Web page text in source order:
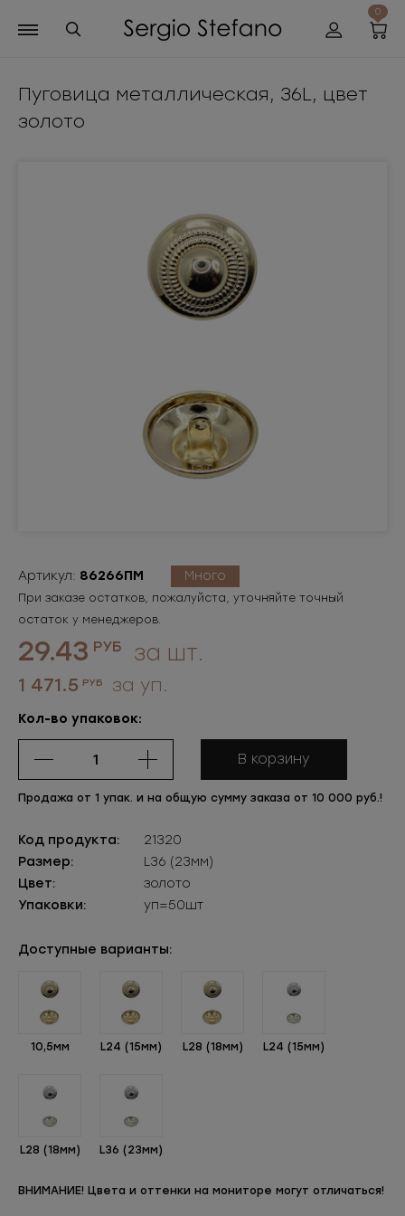
0
Пуговица металлическая, 36L, цвет
золото
Артикул: 86266ПМ Много
При заказе остатков, пожалуйста, уточняйте точный
остаток у менеджеров.
29.43 РУБ за шт.
1 471.5 РУБ за уп.
Кол-во упаковок:
В корзину
Продажа от 1 упак. и на общую сумму заказа от 10 000 руб.!
Код продукта:
21320
Размер:
L36 (23мм)
Цвет:
золото
Упаковки:
уп=50шт
Доступные варианты:
10,5мм L24 (15мм) L28 (18мм) L24 (15мм)
L28 (18мм) L36 (23мм)
ВНИМАНИЕ! Цвета и оттенки на мониторе могут отличаться!